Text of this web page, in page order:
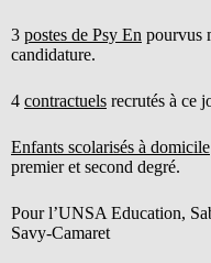
3 postes de Psy En pourvus
candidature.
4 contractuels recrutés à ce
Enfants scolarisés à domicile
premier et second degré.
Pour l’UNSA Education,
Savy-Camaret